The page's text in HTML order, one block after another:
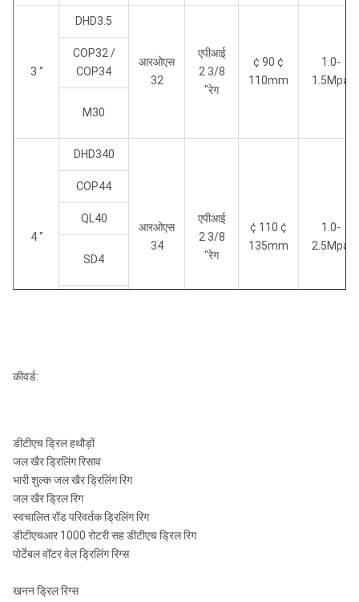
3 "
DHD3.5
आरओएस
32
एपीआई
2 3/8
"रेग
¢ 90 ¢
110mm
1.0-
1.5Mpa
COP32 /
COP34
M30
4 "
DHD340
आरओएस
34
एपीआई
2 3/8
"रेग
¢ 110 ¢
135mm
1.0-
2.5Mpa
COP44
QL40
SD4
SD5
DHD360
कीवर्ड:
डीटीएच ड्रिल हथौड़ों
जल खैर ड्रिलिंग रिसाव
भारी शुल्क जल खैर ड्रिलिंग रिग
जल खैर ड्रिल रिग
स्वचालित रॉड परिवर्तक ड्रिलिंग रिग
डीटीएचआर 1000 रोटरी सह डीटीएच ड्रिल रिग
पोर्टेबल वॉटर वेल ड्रिलिंग रिग्स
खनन ड्रिल रिग्स